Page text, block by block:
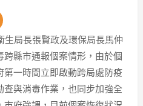
生局長張賢政及環保局長馬仲
縣市通報個案情形，由於個
一時間立即啟動跨局處防疫
與消毒作業，也同步加強全